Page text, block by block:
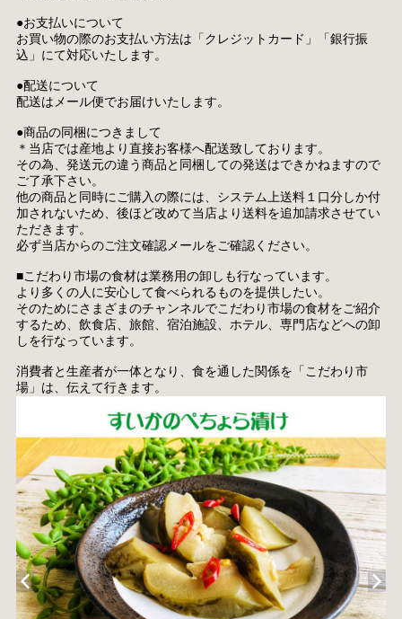
●お支払いについて
お買い物の際のお支払い方法は「クレジットカード」「銀行振
込」にて対応いたします。
●配送について
配送はメール便でお届けいたします。
●商品の同梱につきまして
＊当店では産地より直接お客様へ配送致しております。
その為、発送元の違う商品と同梱しての発送はできかねますので
ご了承下さい。
他の商品と同時にご購入の際には、システム上送料１口分しか付
加されないため、後ほど改めて当店より送料を追加請求させてい
ただきます。
必ず当店からのご注文確認メールをご確認ください。
■こだわり市場の食材は業務用の卸しも行なっています。
より多くの人に安心して食べられるものを提供したい。
そのためにさまざまのチャンネルでこだわり市場の食材をご紹介
するため、飲食店、旅館、宿泊施設、ホテル、専門店などへの卸
しを行なっています。
消費者と生産者が一体となり、食を通した関係を「こだわり市
場」は、伝えて行きます。